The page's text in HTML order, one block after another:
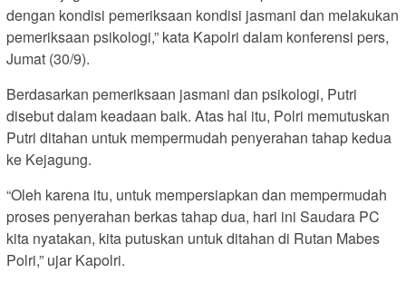
dengan kondisi pemeriksaan kondisi jasmani dan melakukan
pemeriksaan psikologi,” kata Kapolri dalam konferensi pers,
Jumat (30/9).
Berdasarkan pemeriksaan jasmani dan psikologi, Putri
disebut dalam keadaan baik. Atas hal itu, Polri memutuskan
Putri ditahan untuk mempermudah penyerahan tahap kedua
ke Kejagung.
“Oleh karena itu, untuk mempersiapkan dan mempermudah
proses penyerahan berkas tahap dua, hari ini Saudara PC
kita nyatakan, kita putuskan untuk ditahan di Rutan Mabes
Polri,” ujar Kapolri.